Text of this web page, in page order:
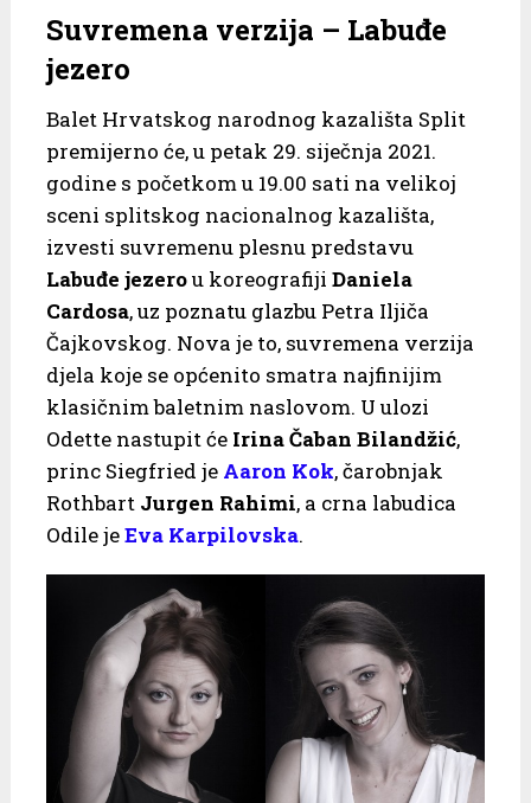
Suvremena verzija – Labuđe
jezero
Balet Hrvatskog narodnog kazališta Split
premijerno će, u petak 29. siječnja 2021.
godine s početkom u 19.00 sati na velikoj
sceni splitskog nacionalnog kazališta,
izvesti suvremenu plesnu predstavu
Labuđe jezerou koreografiji Daniela
Cardosa, uz poznatu glazbu Petra Iljiča
Čajkovskog. Nova je to, suvremena verzija
djela koje se općenito smatra najfinijim
klasičnim baletnim naslovom. U ulozi
Odette nastupit će Irina Čaban Bilandžić,
princ Siegfried je Aaron Kok, čarobnjak
Rothbart Jurgen Rahimi, a crna labudica
Odile jeEva Karpilovska.